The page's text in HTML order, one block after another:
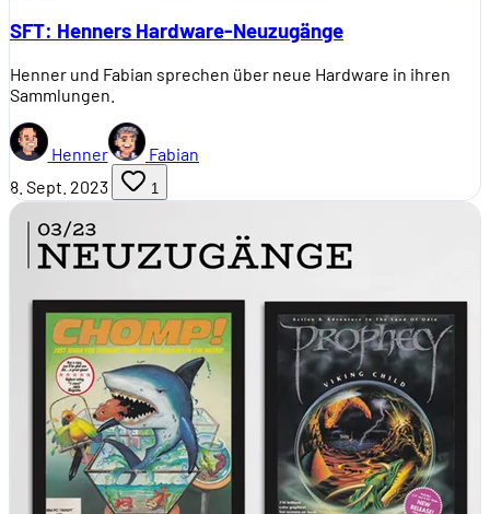
SFT: Henners Hardware-Neuzugänge
Henner und Fabian sprechen über neue Hardware in ihren
Sammlungen.
Henner
Fabian
8. Sept. 2023
1